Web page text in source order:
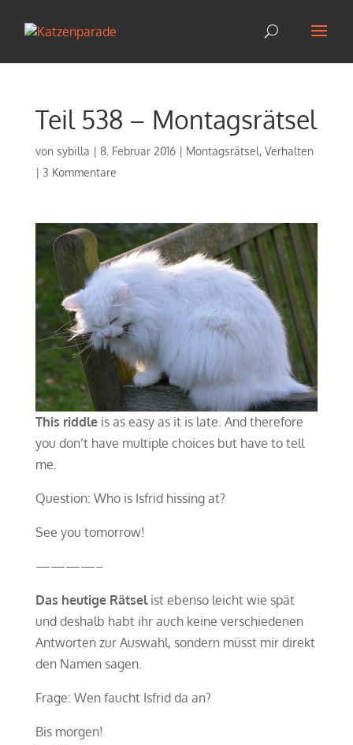
Teil 538 – Montagsrätsel
von sybilla | 8. Februar 2016| Montagsrätsel, Verhalten
| 3 Kommentare
This riddleis as easy as it is late. And therefore
you don’t have multiple choices but have to tell
me.
Question: Who is Isfrid hissing at?
See you tomorrow!
————–
Das heutige Rätselist ebenso leicht wie spät
und deshalb habt ihr auch keine verschiedenen
Antworten zur Auswahl, sondern müsst mir direkt
den Namen sagen.
Frage: Wen faucht Isfrid da an?
Bis morgen!